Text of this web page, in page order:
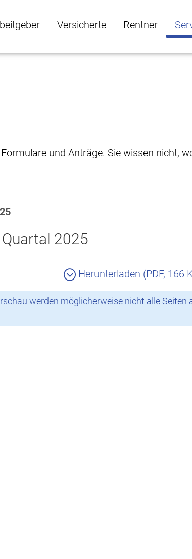
Versicherte Rentner
und Anträge. Sie wissen nicht,
2025
Herunterladen (PDF, 166
werden möglicherweise nicht alle Seiten